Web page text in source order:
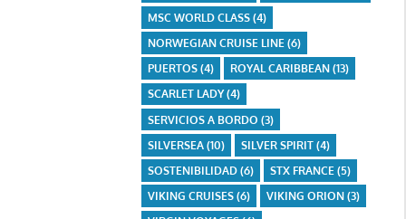
MSC WORLD CLASS(4)
NORWEGIAN CRUISE LINE(6)
PUERTOS(4) ROYAL CARIBBEAN(13)
SCARLET LADY(4)
SERVICIOS A BORDO (3)
SILVERSEA(10) SILVER SPIRIT(4)
SOSTENIBILIDAD(6) STX FRANCE (5)
VIKING CRUISES(6) VIKING ORION(3)